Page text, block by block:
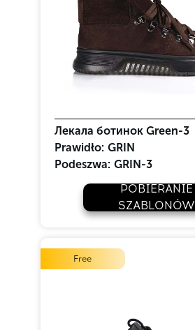
Лекала ботинок Green-3
Prawidło: GRIN
Podeszwa: GRIN-3
POBIERANIE
SZABLONÓW
Free